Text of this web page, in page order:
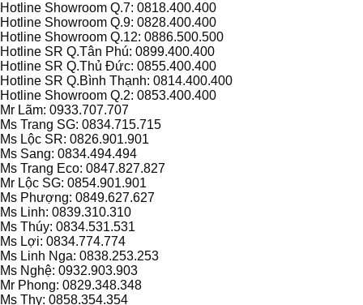
Hotline Showroom Q.7: 0818.400.400
Hotline Showroom Q.9: 0828.400.400
Hotline Showroom Q.12: 0886.500.500
Hotline SR Q.Tân Phú: 0899.400.400
Hotline SR Q.Thủ Đức: 0855.400.400
Hotline SR Q.Bình Thạnh: 0814.400.400
Hotline Showroom Q.2: 0853.400.400
Mr Lãm: 0933.707.707
Ms Trang SG: 0834.715.715
Ms Lộc SR: 0826.901.901
Ms Sang: 0834.494.494
Ms Trang Eco: 0847.827.827
Mr Lộc SG: 0854.901.901
Ms Phượng: 0849.627.627
Ms Linh: 0839.310.310
Ms Thúy: 0834.531.531
Ms Lợi: 0834.774.774
Ms Linh Nga: 0838.253.253
Ms Nghệ: 0932.903.903
Mr Phong: 0829.348.348
Ms Thy: 0858.354.354